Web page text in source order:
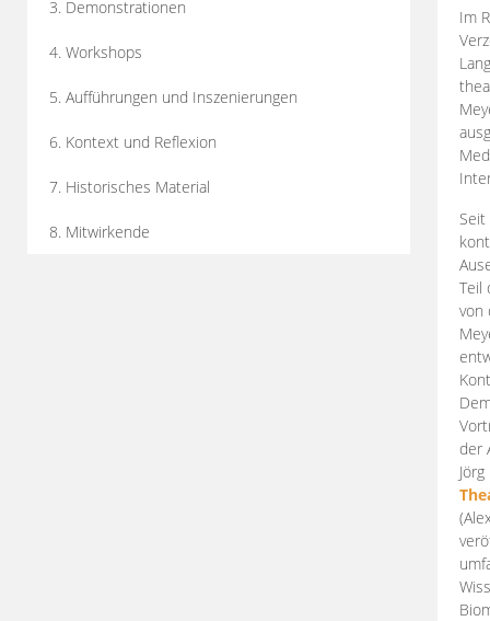
3. Demonstrationen
4. Workshops
5. Aufführungen und Inszenierungen
6. Kontext und Reflexion
7. Historisches Material
8. Mitwirkende
Im
Teil
von
der